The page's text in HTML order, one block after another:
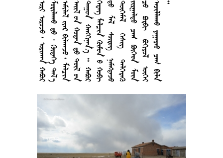





























































































































































































































 